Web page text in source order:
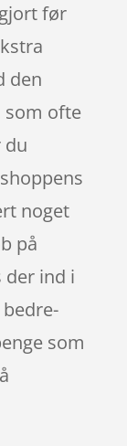
før
den
som ofte
du
noget
på
der ind i
som